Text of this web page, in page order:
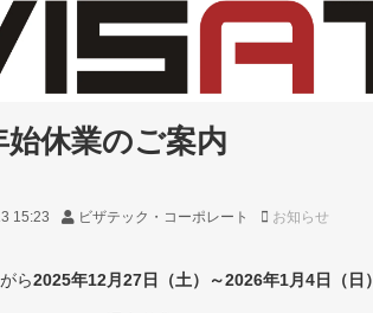
始休業のご案内
15:23 ビザテック・コーポレート お知らせ
ら2025年12月27日（土）～2026年1月4日（日）